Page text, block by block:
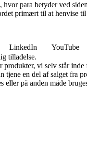
para betyder ved
primært til at henvise
LinkedIn YouTube
tilladelse.
vi selv står
en del af salget fra
eller på anden måde